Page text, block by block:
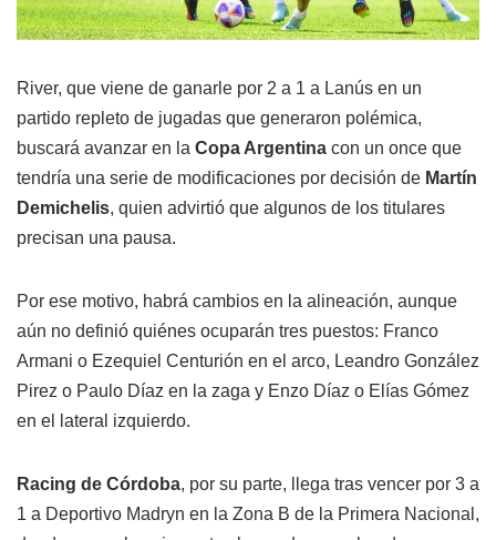
River, que viene de ganarle por 2 a 1 a Lanús en un
partido repleto de jugadas que generaron polémica,
buscará avanzar en la Copa Argentina con un once que
tendría una serie de modificaciones por decisión de Martín
Demichelis, quien advirtió que algunos de los titulares
precisan una pausa.
Por ese motivo, habrá cambios en la alineación, aunque
aún no definió quiénes ocuparán tres puestos: Franco
Armani o Ezequiel Centurión en el arco, Leandro González
Pirez o Paulo Díaz en la zaga y Enzo Díaz o Elías Gómez
en el lateral izquierdo.
Racing de Córdoba, por su parte, llega tras vencer por 3 a
1 a Deportivo Madryn en la Zona B de la Primera Nacional,